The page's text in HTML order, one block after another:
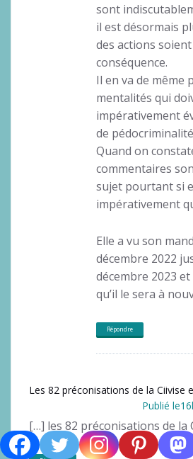
sont
il est désormais
des actions
conséquence.
Il en va de même
mentalités qui
impérativement
de
Quand on
commentaires
sujet pourtant si
impérativement
Elle a vu son
décembre 2022
décembre 2023
qu’il le sera à
Répondre
Les 82 préconisations de la Ciivise
Publié
[…] les 82 préconisations de la